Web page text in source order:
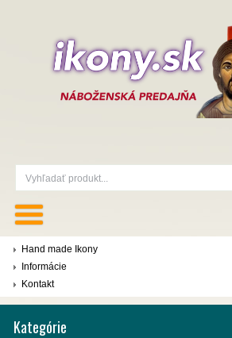
Hand made Ikony
Informácie
Kontakt
Kategórie